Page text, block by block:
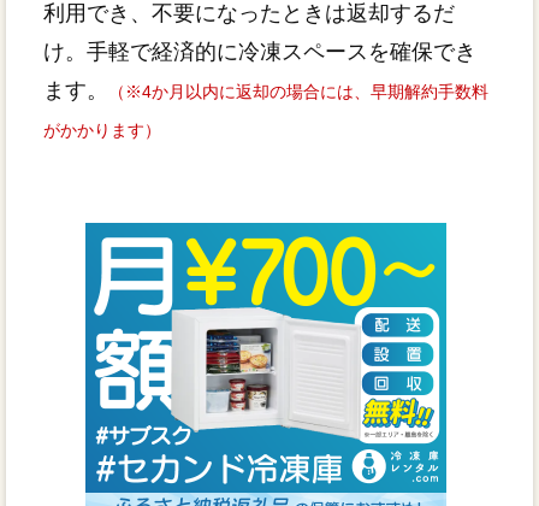
利用でき、不要になったときは返却するだ
け。手軽で経済的に冷凍スペースを確保でき
ます。
（※4か月以内に返却の場合には、早期解約手数料
がかかります）